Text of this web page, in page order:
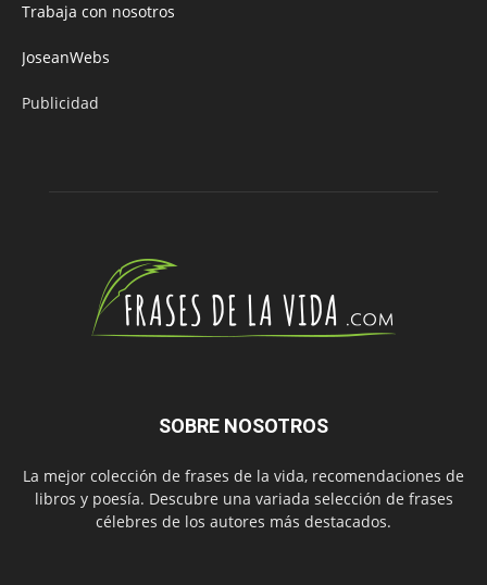
Trabaja con nosotros
JoseanWebs
Publicidad
SOBRE NOSOTROS
La mejor colección de frases de la vida, recomendaciones de
libros y poesía. Descubre una variada selección de frases
célebres de los autores más destacados.